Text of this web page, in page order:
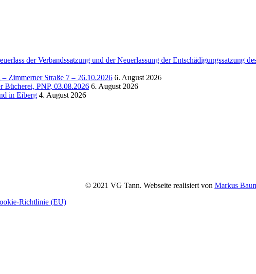
der Verbandssatzung und der Neuerlassung der
Zimmerner Straße 7 – 26.10.2026 6. August 2026
Bücherei, PNP, 03.08.2026 6. August 2026
in Eiberg 4. August 2026
© 2021 VG Tann. Webseite realisiert von Markus
Richtlinie (EU)